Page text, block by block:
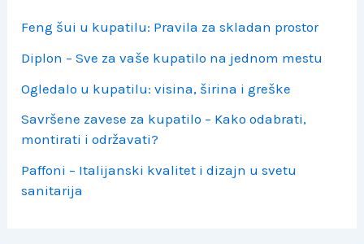
Feng šui u kupatilu: Pravila za skladan prostor
Diplon – Sve za vaše kupatilo na jednom mestu
Ogledalo u kupatilu: visina, širina i greške
Savršene zavese za kupatilo – Kako odabrati,
montirati i održavati?
Paffoni – Italijanski kvalitet i dizajn u svetu
sanitarija